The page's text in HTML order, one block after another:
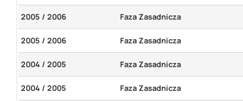
2005 / 2006 Faza Zasadnicza
2005 / 2006 Faza Zasadnicza
2004 / 2005 Faza Zasadnicza
2004 / 2005 Faza Zasadnicza